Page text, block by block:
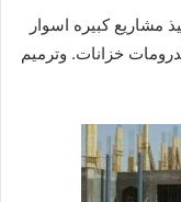
مشاريع كبيره اسوار
خزانات. وترميم